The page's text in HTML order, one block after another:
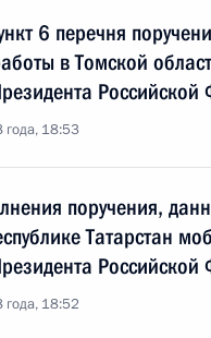
6 перечня
в Томской
Российской
года, 18:53
поручения,
Татарстан
Российской
года, 18:52